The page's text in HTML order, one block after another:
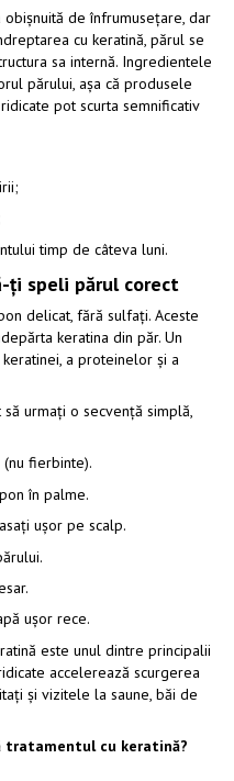
de înfrumusețare, dar
cu keratină, părul se
sa internă. Ingredientele
părului, așa că produsele
pot scurta semnificativ
timp de câteva luni.
ți speli părul corect
delicat, fără sulfați. Aceste
keratina din păr. Un
a proteinelor și a
urmați o secvență simplă,
fierbinte).
în palme.
ușor pe scalp.
ușor rece.
este unul dintre principalii
accelerează scurgerea
și vizitele la saune, băi de
tratamentul cu keratină?